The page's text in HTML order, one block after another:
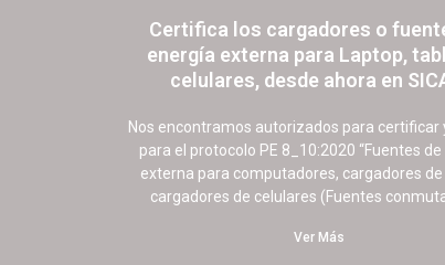
Certifica los cargadores o
energía externa para Laptop,
celulares, desde ahora en
Nos encontramos autorizados para certificar
para el protocolo PE 8_10:2020 “Fuentes
externa para computadores, cargadores
cargadores de celulares (Fuentes
Ver Más